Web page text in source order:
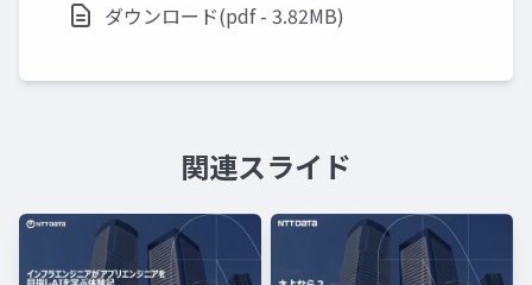
ダウンロード(pdf - 3.82MB)
関連スライド